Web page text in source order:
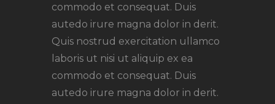
commodo et consequat. Duis
autedo irure magna dolor in derit.
Quis nostrud exercitation ullamco
laboris ut nisi ut aliquip ex ea
commodo et consequat. Duis
autedo irure magna dolor in derit.